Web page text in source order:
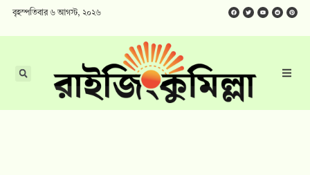
বৃহস্পতিবার ৬ আগস্ট, ২০২৬